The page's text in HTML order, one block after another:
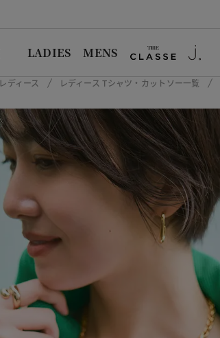
LADIES MENS
レディース レディース Tシャツ・カットソー一覧